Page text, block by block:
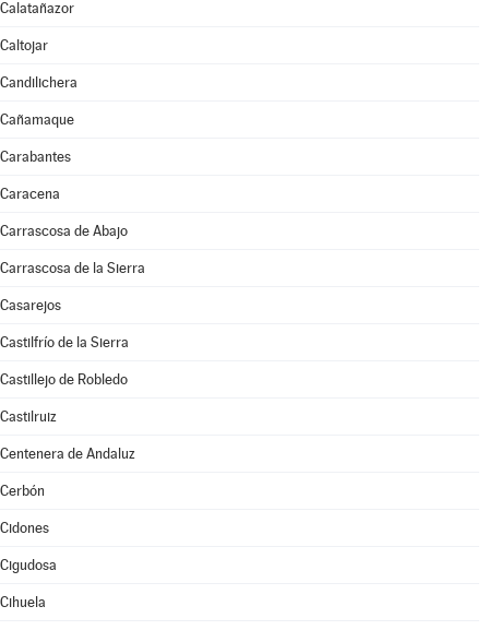
Calatañazor
Caltojar
Candilichera
Cañamaque
Carabantes
Caracena
Carrascosa de Abajo
Carrascosa de la Sierra
Casarejos
Castilfrío de la Sierra
Castillejo de Robledo
Castilruiz
Centenera de Andaluz
Cerbón
Cidones
Cigudosa
Cihuela